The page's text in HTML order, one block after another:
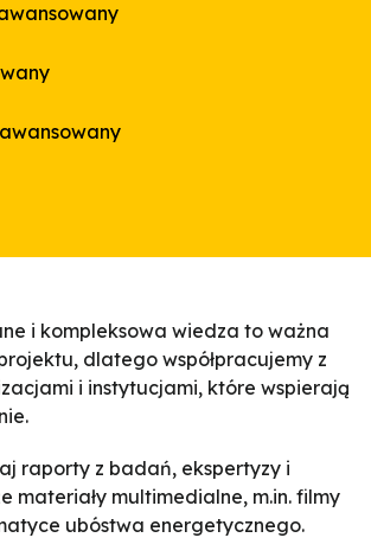
i kompleksowa wiedza to ważna
dlatego współpracujemy z
i instytucjami, które wspierają
raporty z badań, ekspertyzy i
materiały multimedialne, m.in. filmy
ubóstwa energetycznego.